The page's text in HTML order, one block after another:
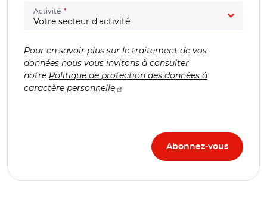
Activité (champ obligatoire)
Pour en savoir plus sur le traitement de vos
données nous vous invitons à consulter
notre Politique de protection des données à
caractère personnelle